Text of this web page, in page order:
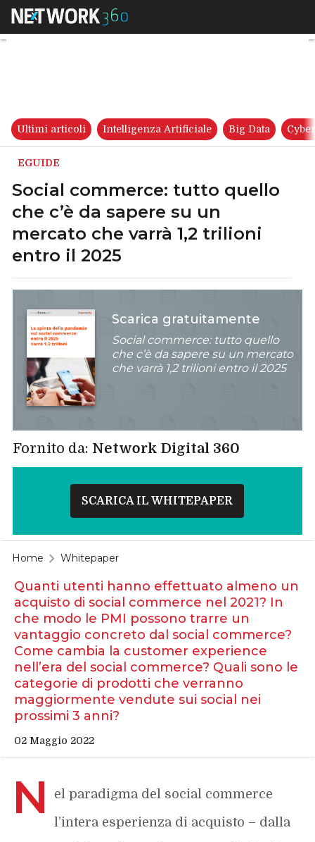
Social commerce: tutto
Ultimi articoli Intelligenza Artificiale Big Data
EGUIDE
Social commerce: tutto quello
che c’è da sapere su un
mercato che varrà 1,2 trilioni
entro il 2025
Scarica gratuitamente
Social commerce: tutto quello
che c’è da sapere su un mercato
che varrà 1,2 trilioni entro il 2025
Fornito da: Network Digital 360
SCARICA IL WHITEPAPER
Home Whitepaper
Quanti utenti hanno effettuato almeno un
acquisto di social commerce nel 2021? In
che modo le PMI possono trarre un
vantaggio concreto dal social commerce?
Come cambia la customer experience
nell’era del social commerce? Quali sono le
categorie di prodotti che verranno
maggiormente vendute sui social nei
prossimi 3 anni?
02 Maggio 2022
N
el paradigma del social commerce
l’intera esperienza di acquisto – dalla